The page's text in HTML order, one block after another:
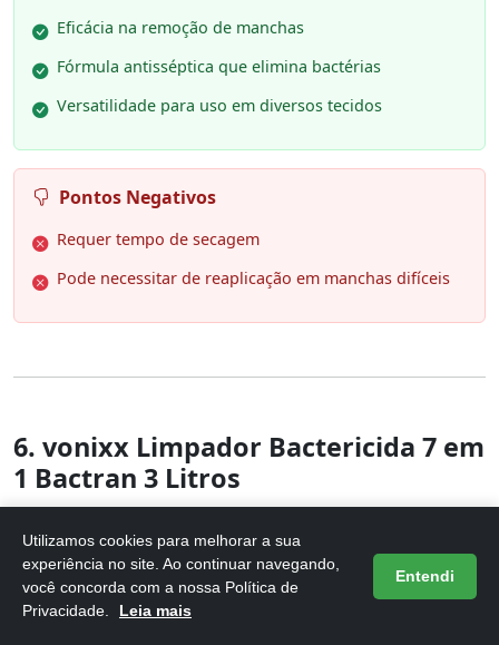
Eficácia na remoção de manchas
Fórmula antisséptica que elimina bactérias
Versatilidade para uso em diversos tecidos
Pontos Negativos
Requer tempo de secagem
Pode necessitar de reaplicação em manchas difíceis
6. vonixx Limpador Bactericida 7 em
1 Bactran 3 Litros
Utilizamos cookies para melhorar a sua
experiência no site. Ao continuar navegando,
você concorda com a nossa Política de
Privacidade.
Leia mais
Entendi